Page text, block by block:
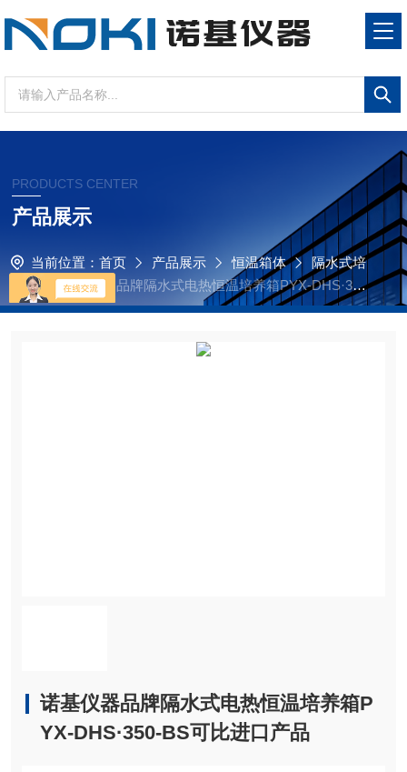
PRODUCTS CENTER
产品展示
当前位置： 首页 产品展示 恒温箱体
隔水式培
养箱
诺基仪器品牌隔水式电热恒温培养箱PYX-DHS·350
-BS可比进口产品
诺基仪器品牌隔水式电热恒温培养箱P
YX-DHS·350-BS可比进口产品